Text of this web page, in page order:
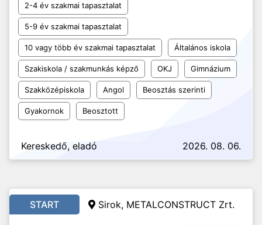
2-4 év szakmai tapasztalat
5-9 év szakmai tapasztalat
10 vagy több év szakmai tapasztalat Általános iskola
Szakiskola / szakmunkás képző OKJ Gimnázium
Szakközépiskola Angol Beosztás szerinti
Gyakornok Beosztott
Kereskedő, eladó 2026. 08. 06.
START Sirok, METALCONSTRUCT Zrt.